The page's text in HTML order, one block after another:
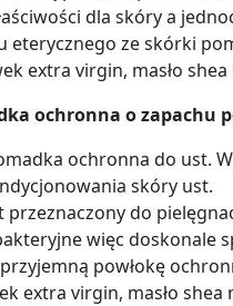
dla skóry a
eterycznego ze skórki
extra virgin, masło
ochronna o zapachu
ochronna do ust.
skóry ust.
do
więc doskonale
powłokę
extra virgin, masło